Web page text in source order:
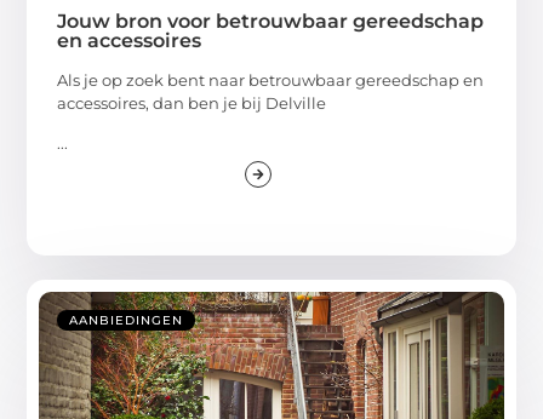
Jouw bron voor betrouwbaar gereedschap
en accessoires
Als je op zoek bent naar betrouwbaar gereedschap en
accessoires, dan ben je bij Delville
...
AANBIEDINGEN